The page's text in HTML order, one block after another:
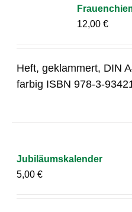
12,00€
Heft, geklammert, DIN
farbig ISBN 978-3-
Jubiläumskalender
5,00€